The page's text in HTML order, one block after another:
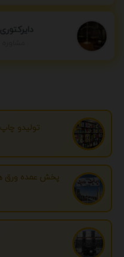
تولیدو
پخش عمده ورق